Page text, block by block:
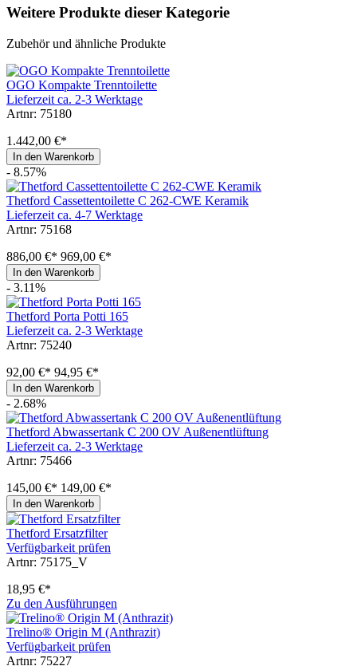
Weitere Produkte dieser Kategorie
Zubehör und ähnliche Produkte
OGO Kompakte Trenntoilette
Lieferzeit ca. 2-3 Werktage
Artnr: 75180
1.442,00 €*
In den Warenkorb
- 8.57%
Thetford Cassettentoilette C 262-CWE Keramik
Lieferzeit ca. 4-7 Werktage
Artnr: 75168
886,00 €* 969,00 €*
In den Warenkorb
- 3.11%
Thetford Porta Potti 165
Lieferzeit ca. 2-3 Werktage
Artnr: 75240
92,00 €* 94,95 €*
In den Warenkorb
- 2.68%
Thetford Abwassertank C 200 OV Außenentlüftung
Lieferzeit ca. 2-3 Werktage
Artnr: 75466
145,00 €* 149,00 €*
In den Warenkorb
Thetford Ersatzfilter
Verfügbarkeit prüfen
Artnr: 75175_V
18,95 €*
Zu den Ausführungen
Trelino® Origin M (Anthrazit)
Verfügbarkeit prüfen
Artnr: 75227